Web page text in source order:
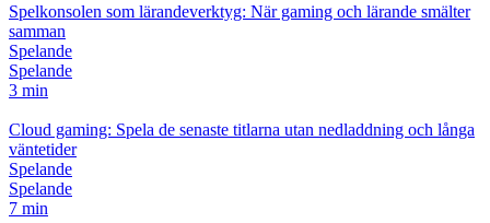
Spelkonsolen som lärandeverktyg: När gaming och lärande smälter
samman
Spelande
Spelande
3 min
Cloud gaming: Spela de senaste titlarna utan nedladdning och långa
väntetider
Spelande
Spelande
7 min